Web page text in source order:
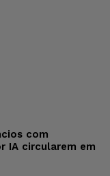
com
IA circularem em